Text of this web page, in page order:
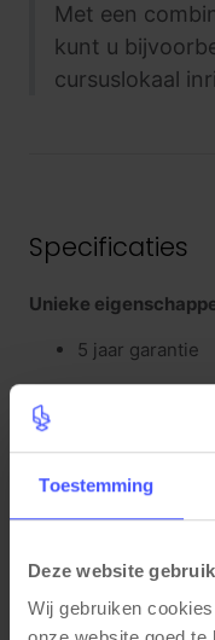
Toestemming
Deze website
Wij gebruiken
Met een
kunt u
cursuslokaal
Specificaties
Unieke
5 jaar garantie
Bladkleur: Wit
Framekleur:
Materiaal